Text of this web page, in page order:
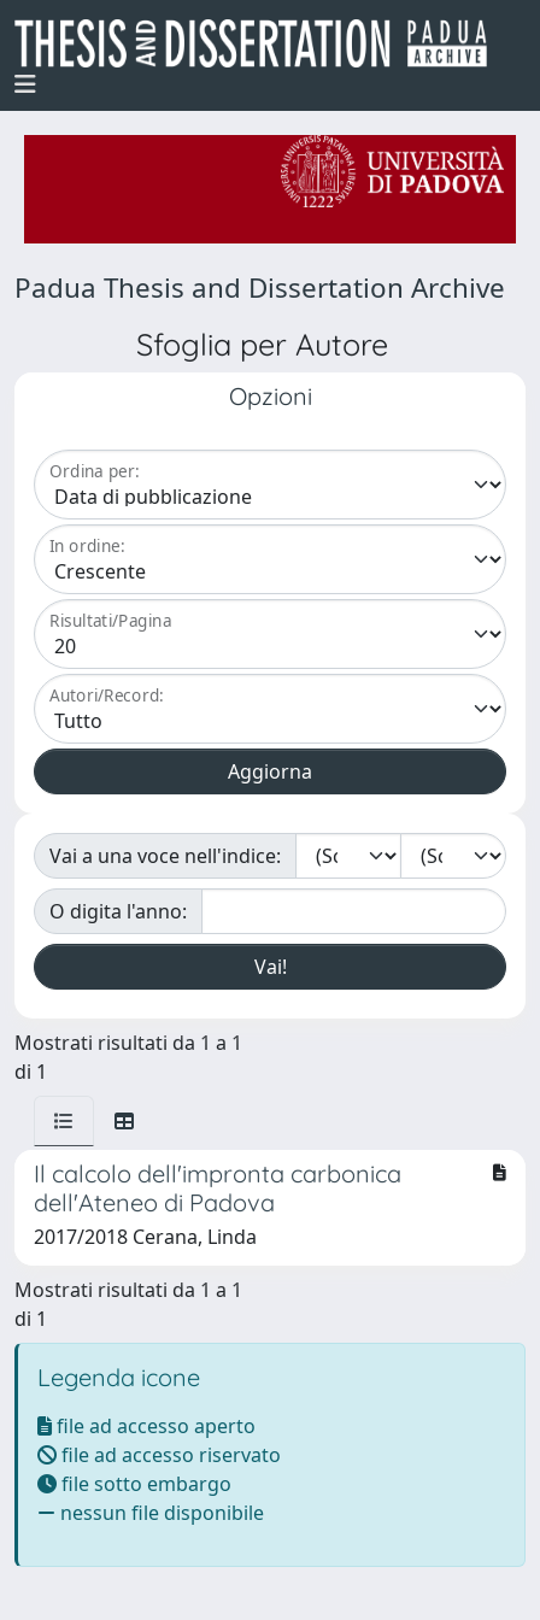
Padua Thesis and Dissertation Archive
Sfoglia per Autore
Opzioni
Ordina per:
In ordine:
Risultati/Pagina
Autori/Record:
Vai a una voce nell'indice:
O digita l'anno:
Mostrati risultati da 1 a 1
di 1
Il calcolo dell'impronta carbonica
dell'Ateneo di Padova
2017/2018 Cerana, Linda
Mostrati risultati da 1 a 1
di 1
Legenda icone
file ad accesso aperto
file ad accesso riservato
file sotto embargo
nessun file disponibile